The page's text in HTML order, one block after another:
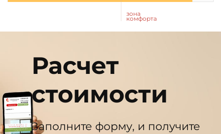
зона
комфорта
Расчет
стоимости
Заполните форму, и получите